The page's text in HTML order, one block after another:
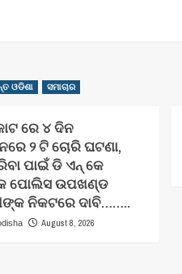
ଓଡିଶା ସମାଚାର
ରେ ୪ ଦିନ
୨ ଟି ଚୋରି ଘଟଣା,
ପାଇଁ ଡି ଏନ୍ କେ
ପୋଲିସ ଉପଖଣ୍ଡ
ନିକଟରେ ଦାବି……..
August 8, 2026